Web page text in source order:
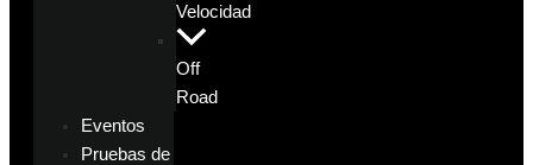
Velocidad
Off
Road
Eventos
Pruebas de